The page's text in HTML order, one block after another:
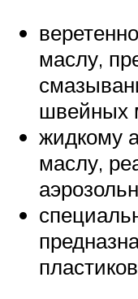
маслу,
швейных
жидкому
маслу,